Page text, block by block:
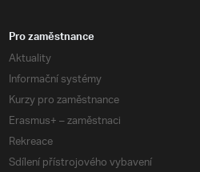
Pro zaměstnance
Aktuality
Informační systémy
Kurzy pro zaměstnance
Erasmus+ – zaměstnaci
Rekreace
Sdílení přístrojového vybavení